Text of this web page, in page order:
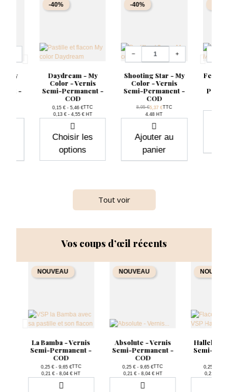
- My
-
Daydream - My
Color - Vernis
Semi-Permanent -
COD
Prix
0,15 € - 5,46 €TTC
0,13 € - 4,55 € HT
Choisir les
options
-40%
Shooting Star - My
Color - Vernis
Semi-Permanent -
COD
Prix de base
8,95 €
Prix
5,37 €TTC
4.48 HT
Quantité
− +
Ajouter au
panier
-40%
Tout voir
Vos coups d’œil récents
La Bamba - Vernis
Semi-Permanent -
COD
Prix
0,25 € - 9,65 €TTC
0,21 € - 8,04 € HT
NOUVEAU
Absolute - Vernis
Semi-Permanent -
COD
Prix
0,25 € - 9,65 €TTC
0,21 € - 8,04 € HT
NOUVEAU
Semi-
0,25 € -
0,21 € -